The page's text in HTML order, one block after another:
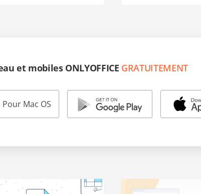
et mobiles ONLYOFFICE GRATUITEMENT
Pour Mac OS